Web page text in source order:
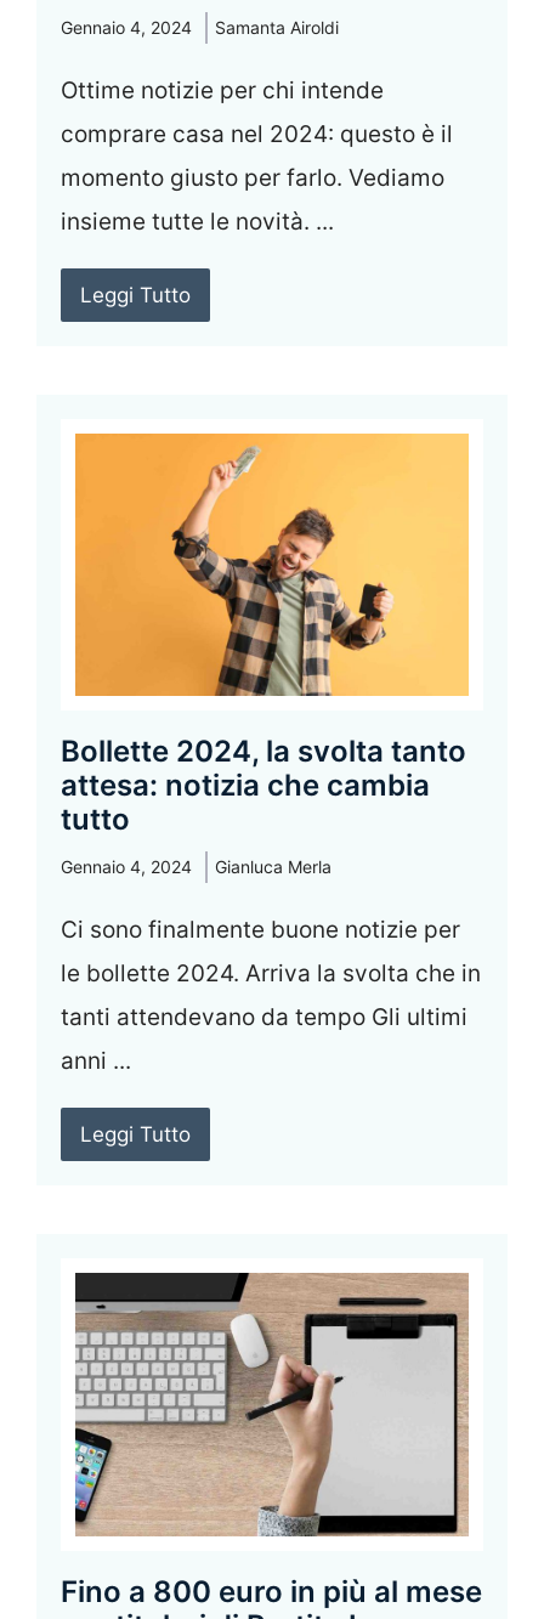
Gennaio 4, 2024 Samanta Airoldi
Ottime notizie per chi intende
comprare casa nel 2024: questo è il
momento giusto per farlo. Vediamo
insieme tutte le novità. ...
Leggi Tutto
Bollette 2024, la svolta tanto
attesa: notizia che cambia
tutto
Gennaio 4, 2024 Gianluca Merla
Ci sono finalmente buone notizie per
le bollette 2024. Arriva la svolta che in
tanti attendevano da tempo Gli ultimi
anni ...
Leggi Tutto
Fino a 800 euro in più al mese